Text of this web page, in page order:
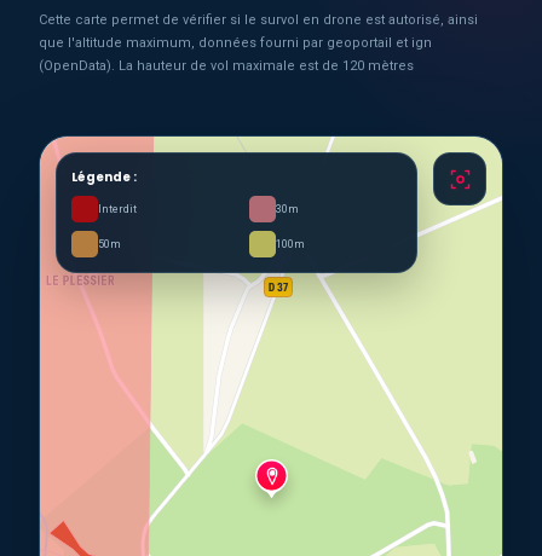
Cette carte permet de vérifier si le survol en drone est autorisé, ainsi
que l'altitude maximum, données fourni par geoportail et ign
(OpenData). La hauteur de vol maximale est de 120 mètres
Légende :
Interdit 30m
50m 100m